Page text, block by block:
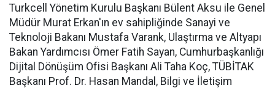
Turkcell Yönetim Kurulu Başkanı Bülent Aksu ile Genel
Müdür Murat Erkan'ın ev sahipliğinde Sanayi ve
Teknoloji Bakanı Mustafa Varank, Ulaştırma ve Altyapı
Bakan Yardımcısı Ömer Fatih Sayan, Cumhurbaşkanlığı
Dijital Dönüşüm Ofisi Başkanı Ali Taha Koç, TÜBİTAK
Başkanı Prof. Dr. Hasan Mandal, Bilgi ve İletişim